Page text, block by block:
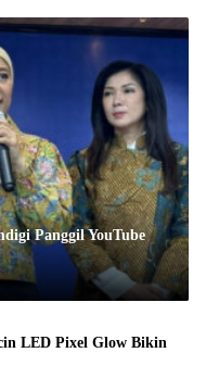
Panggil YouTube
LED Pixel Glow Bikin